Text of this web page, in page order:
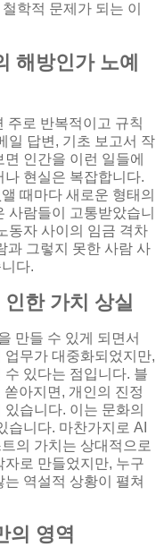
학적 문제가 되는 이
해방인가 노예
주로 반복적이고 규칙
일 답변, 기초 보고서 작
인간을 이런 일들에
현실은 복잡합니다.
때마다 새로운 형태의
사람들이 고통받았습니
동자 사이의 임금 격차
과 그렇지 못한 사람 사
다.
한 가치 상실
만들 수 있게 되면서
무가 대중화되었지만,
있다는 점입니다. 블
아지면, 개인의 진정
습니다. 이는 문화의
습니다. 마찬가지로 AI
의 가치는 상대적으로
로 만들었지만, 누구
역설적 상황이 펼쳐
의 영역